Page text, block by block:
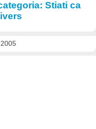
Stiati ca